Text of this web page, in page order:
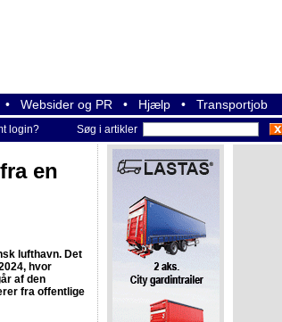
• Websider og PR • Hjælp • Transportjob
login? Søg i artikler
en
lufthavn. Det
hvor
af den
fra offentlige